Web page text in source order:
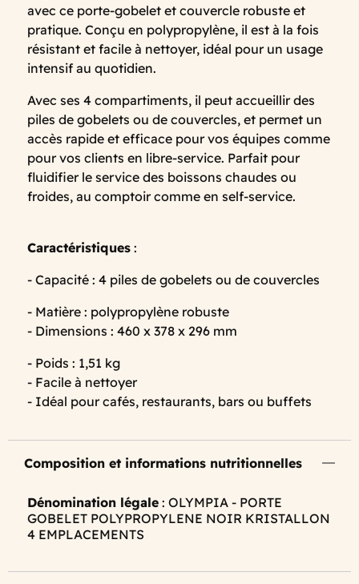
avec ce porte-gobelet et couvercle robuste et
pratique. Conçu en polypropylène, il est à la fois
résistant et facile à nettoyer, idéal pour un usage
intensif au quotidien.
Avec ses 4 compartiments, il peut accueillir des
piles de gobelets ou de couvercles, et permet un
accès rapide et efficace pour vos équipes comme
pour vos clients en libre-service. Parfait pour
fluidifier le service des boissons chaudes ou
froides, au comptoir comme en self-service.
Caractéristiques :
- Capacité : 4 piles de gobelets ou de couvercles
- Matière : polypropylène robuste
- Dimensions : 460 x 378 x 296 mm
- Poids : 1,51 kg
- Facile à nettoyer
- Idéal pour cafés, restaurants, bars ou buffets
Composition et informations nutritionnelles
Dénomination légale : OLYMPIA - PORTE
GOBELET POLYPROPYLENE NOIR KRISTALLON
4 EMPLACEMENTS